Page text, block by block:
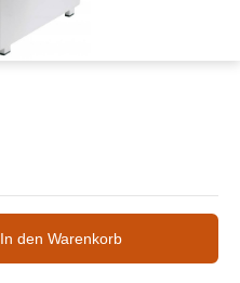
In den Warenkorb